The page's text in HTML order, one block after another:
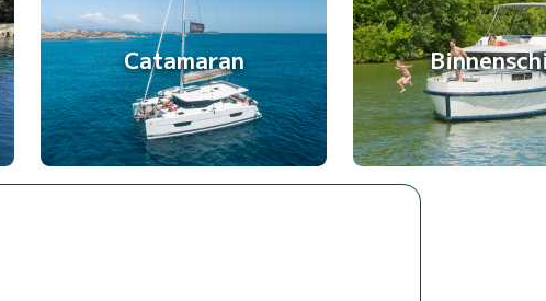
Catamaran